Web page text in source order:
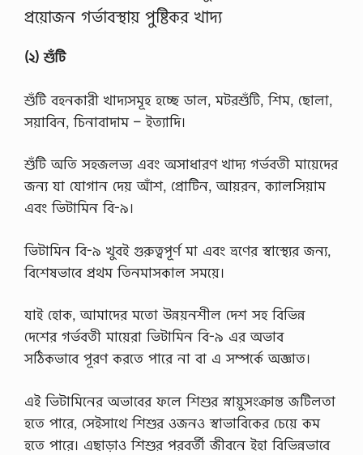
প্রয়োজন গর্ভাবস্থায় পুষ্টিকর খাদ্য
(২) শুঁটি
শুঁটি বহনকারী খাদ্যসমূহ হচ্ছে ডাল, মটরশুঁটি, শিম, ছোলা,
সয়াবিন, চিনাবাদাম – ইত্যাদি।
শুঁটি অতি সহজলভ্য এবং অসাধারণ খাদ্য গর্ভবতী মায়েদের
জন্য যা যোগান দেয় আঁশ, প্রোটিন, আয়রন, ক্যালসিয়াম
এবং ভিটামিন বি-৯।
ভিটামিন বি-৯ খুবই গুরুত্বপূর্ণ মা এবং ভ্রণের স্বাস্থ্যের জন্য,
বিশেষভাবে প্রথম তিনমাসকাল সময়ে।
যাই হোক, আমাদের মতো উন্নয়নশীল দেশ সহ বিভিন্ন
দেশের গর্ভবতী মায়েরা ভিটামিন বি-৯ এর অভাব
সঠিকভাবে পূরণ করতে পারে না বা এ সম্পর্কে অজ্ঞাত।
এই ভিটামিনের অভাবের ফলে শিশুর স্নায়ুসংক্রান্ত জটিলতা
হতে পারে, সেইসাথে শিশুর ওজনও স্বাভাবিকের চেয়ে কম
হতে পারে। এছাড়াও শিশুর পরবর্তী জীবনে ইহা বিভিন্নভাবে